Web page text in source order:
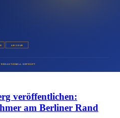
Mit
Reichweite aufbauen
veröffentlichen:
am Berliner Rand